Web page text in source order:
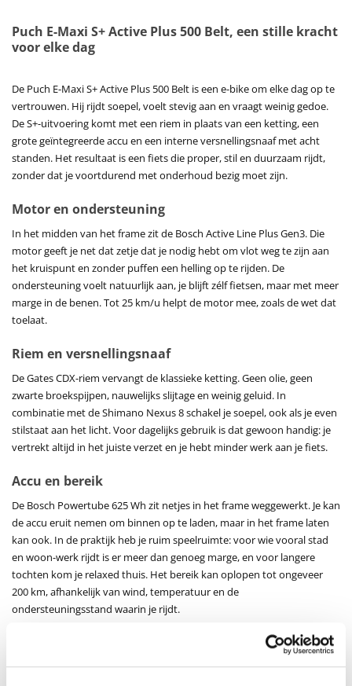
Puch E-Maxi S+ Active Plus 500 Belt, een stille kracht
voor elke dag
De Puch E-Maxi S+ Active Plus 500 Belt is een e-bike om elke dag op te
vertrouwen. Hij rijdt soepel, voelt stevig aan en vraagt weinig gedoe.
De S+-uitvoering komt met een riem in plaats van een ketting, een
grote geïntegreerde accu en een interne versnellingsnaaf met acht
standen. Het resultaat is een fiets die proper, stil en duurzaam rijdt,
zonder dat je voortdurend met onderhoud bezig moet zijn.
Motor en ondersteuning
In het midden van het frame zit de Bosch Active Line Plus Gen3. Die
motor geeft je net dat zetje dat je nodig hebt om vlot weg te zijn aan
het kruispunt en zonder puffen een helling op te rijden. De
ondersteuning voelt natuurlijk aan, je blijft zélf fietsen, maar met meer
marge in de benen. Tot 25 km/u helpt de motor mee, zoals de wet dat
toelaat.
Riem en versnellingsnaaf
De Gates CDX-riem vervangt de klassieke ketting. Geen olie, geen
zwarte broekspijpen, nauwelijks slijtage en weinig geluid. In
combinatie met de Shimano Nexus 8 schakel je soepel, ook als je even
stilstaat aan het licht. Voor dagelijks gebruik is dat gewoon handig: je
vertrekt altijd in het juiste verzet en je hebt minder werk aan je fiets.
Accu en bereik
De Bosch Powertube 625 Wh zit netjes in het frame weggewerkt. Je kan
de accu eruit nemen om binnen op te laden, maar in het frame laten
kan ook. In de praktijk heb je ruim speelruimte: voor wie vooral stad
en woon-werk rijdt is er meer dan genoeg marge, en voor langere
tochten kom je relaxed thuis. Het bereik kan oplopen tot ongeveer
200 km, afhankelijk van wind, temperatuur en de
ondersteuningsstand waarin je rijdt.
De lage instap maakt op- en afstappen gemakkelijk, ook met